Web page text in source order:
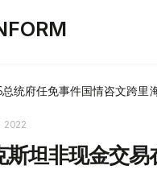
总统府任免事件国情咨文跨里
2022
斯坦非现金交